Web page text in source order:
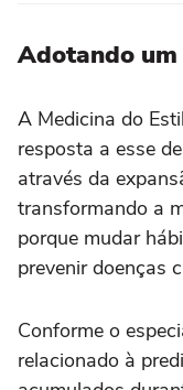
Adotando
A Medicina do
resposta a esse
através da
transformando a
porque mudar
prevenir doenças
Conforme o
relacionado à